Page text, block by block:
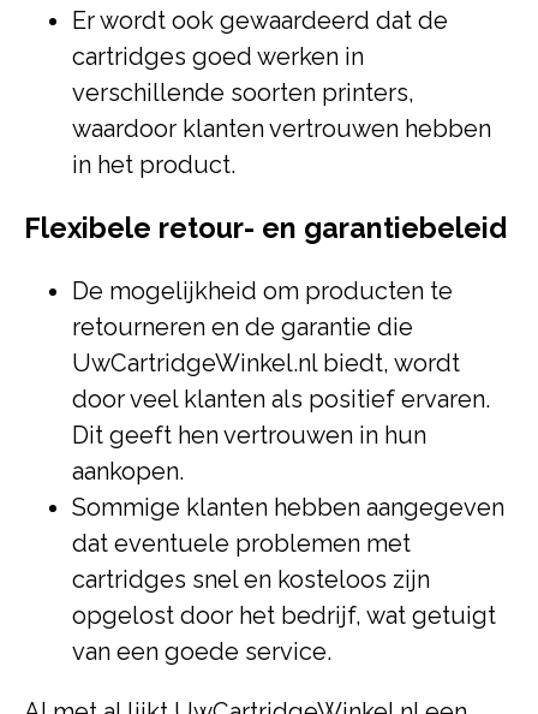
Er wordt ook gewaardeerd dat de
cartridges goed werken in
verschillende soorten printers,
waardoor klanten vertrouwen hebben
in het product.
Flexibele retour- en garantiebeleid
De mogelijkheid om producten te
retourneren en de garantie die
UwCartridgeWinkel.nl biedt, wordt
door veel klanten als positief ervaren.
Dit geeft hen vertrouwen in hun
aankopen.
Sommige klanten hebben aangegeven
dat eventuele problemen met
cartridges snel en kosteloos zijn
opgelost door het bedrijf, wat getuigt
van een goede service.